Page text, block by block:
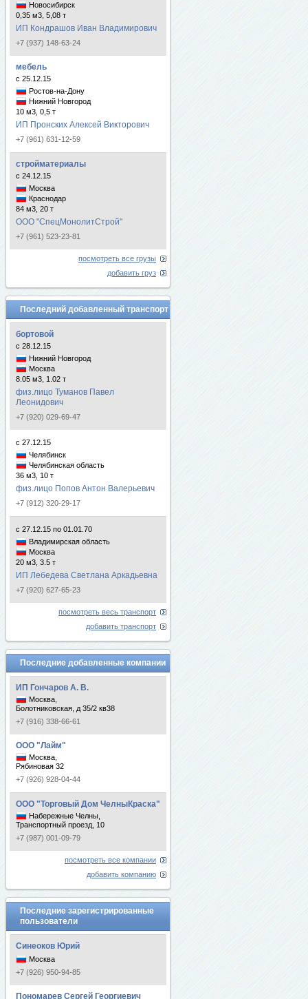
Новосибирск
0,35 м3, 5,08 т
ИП Кондрашов Иван Владимирович
+7 (937) 148-63-24
мебель
с 25.12.15
Ростов-на-Дону
Нижний Новгород
10 м3, 0,5 т
ИП Пронских Алексей Викторович
+7 (961) 631-12-59
стройматериалы
с 24.12.15
Москва
Краснодар
84 м3, 20 т
ООО "СпецМонолитСтрой"
+7 (961) 523-23-81
посмотреть все грузы
добавить груз
Последний добавленный транспорт
бортовой
с 28.12.15
Нижний Новгород
Москва
8.05 м3, 1.02 т
физ.лицо Туманов Павел
Леонидович
+7 (920) 029-69-47
с 27.12.15
Челябинск
Челябинская область
36 м3, 10 т
физ.лицо Попов Антон Валерьевич
+7 (912) 320-29-17
с 27.12.15 по 01.01.70
Владимирская область
Москва
20 м3, 3.5 т
ИП Лебедева Светлана Аркадьевна
+7 (920) 627-65-23
посмотреть весь транспорт
добавить транспорт
Последние добавленные компании
ИП Гончаров А. В.
Москва,
Болотниковская, д 35/2 кв38
+7 (916) 338-66-61
ООО "Лайм"
Москва,
Рябиновая 32
+7 (926) 928-04-44
ООО "Торговый Дом ЧелныКраска"
Набережные Челны,
Транспортный проезд, 10
+7 (987) 001-09-79
посмотреть все компании
добавить компанию
Последние зарегистрированные
пользователи
Синеоков Юрий
Москва
+7 (926) 950-94-85
Пономарев Сергей Георгиевич